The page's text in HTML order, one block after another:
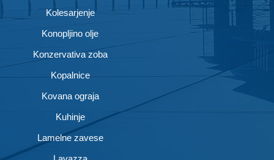
Kolesarjenje
Konopljino olje
Konzervativa zoba
Kopalnice
Kovana ograja
Kuhinje
Lamelne zavese